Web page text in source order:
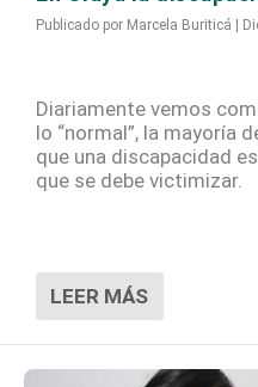
Publicado por Marcela Buriticá
Diariamente vemos
lo “normal”, la mayoría
que una discapacidad
que se debe victimizar.
LEER MÁS